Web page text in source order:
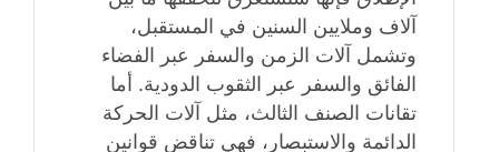
آلاف وملايين السنين في المستقبل،
وتشمل آلات الزمن والسفر عبر الفضاء
الفائق والسفر عبر الثقوب الدودية. أما
تقانات الصنف الثالث، مثل آلات الحركة
الدائمة والاستبصار، فهي تناقض قوانين